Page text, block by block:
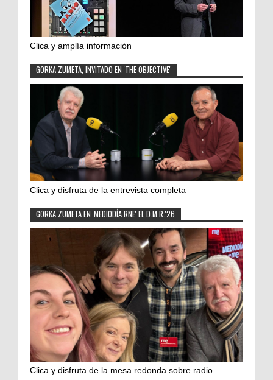
Clica y amplía información
GORKA ZUMETA, INVITADO EN 'THE OBJECTIVE'
Clica y disfruta de la entrevista completa
GORKA ZUMETA EN 'MEDIODÍA RNE' EL D.M.R.'26
Clica y disfruta de la mesa redonda sobre radio